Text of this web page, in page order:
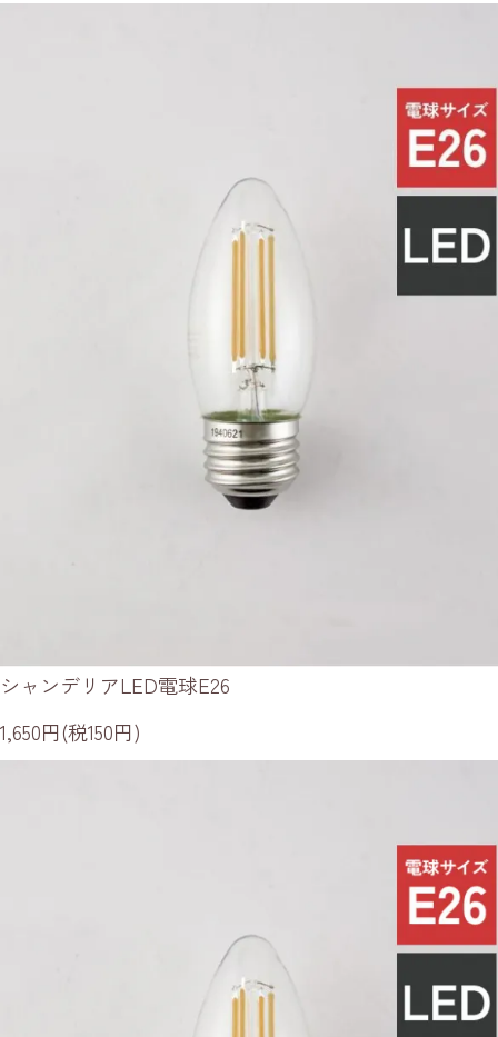
シャンデリアLED電球E26
1,650円(税150円)